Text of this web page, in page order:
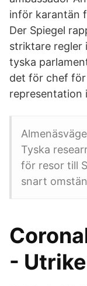
inför karantän
Der Spiegel
striktare regler
tyska
det för chef för
representation
Tyska
för resor till
snart
-